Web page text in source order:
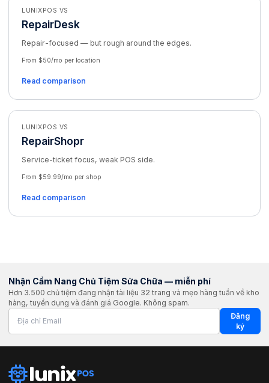
LUNIXPOS VS
RepairDesk
Repair-focused — but rough around the edges.
From $50/mo per location
Read comparison
LUNIXPOS VS
RepairShopr
Service-ticket focus, weak POS side.
From $59.99/mo per shop
Read comparison
Nhận Cẩm Nang Chủ Tiệm Sửa Chữa — miễn phí
Hơn 3.500 chủ tiệm đang nhận tài liệu 32 trang và mẹo hàng tuần về kho
hàng, tuyển dụng và đánh giá Google. Không spam.
Đăng
ký